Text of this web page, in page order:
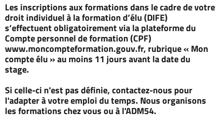
Les inscriptions aux formations dans le cadre de votre
droit individuel à la formation d’élu (DIFE)
s’effectuent obligatoirement via la plateforme du
Compte personnel de formation (CPF)
www.moncompteformation.gouv.fr, rubrique « Mon
compte élu » au moins 11 jours avant la date du
stage.
Si celle-ci n'est pas définie, contactez-nous pour
l'adapter à votre emploi du temps. Nous organisons
les formations chez vous ou à l'ADM54.